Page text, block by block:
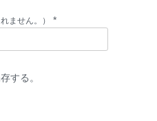
ません。）
*
する。